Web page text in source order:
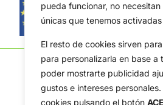
pueda funcionar, no
únicas que tenemos
El resto de cookies sirven
para personalizarla en base a
poder mostrarte publicidad
gustos e intereses
cookies pulsando el botón